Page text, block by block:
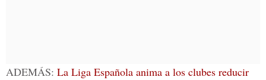
ADEMÁS: La Liga Española anima a los clubes reducir